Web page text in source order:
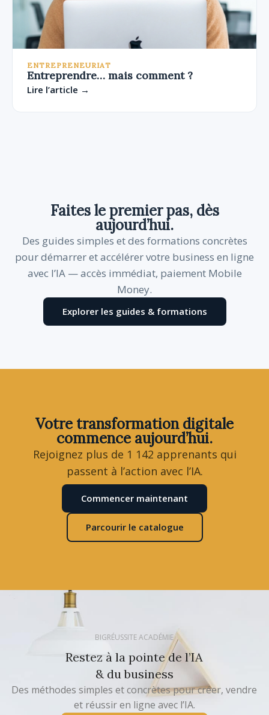
ENTREPRENEURIAT
Entreprendre… mais comment ?
Lire l’article →
Faites le premier pas, dès
aujourd’hui.
Des guides simples et des formations concrètes
pour démarrer et accélérer votre business en ligne
avec l’IA — accès immédiat, paiement Mobile
Money.
Explorer les guides & formations
Votre transformation digitale
commence aujourd’hui.
Rejoignez plus de 1 142 apprenants qui
passent à l’action avec l’IA.
Commencer maintenant
Parcourir le catalogue
BIGRÉUSSITE ACADÉMIE
Restez à la pointe de l’IA
& du business
Des méthodes simples et concrètes pour créer, vendre
et réussir en ligne avec l’IA.